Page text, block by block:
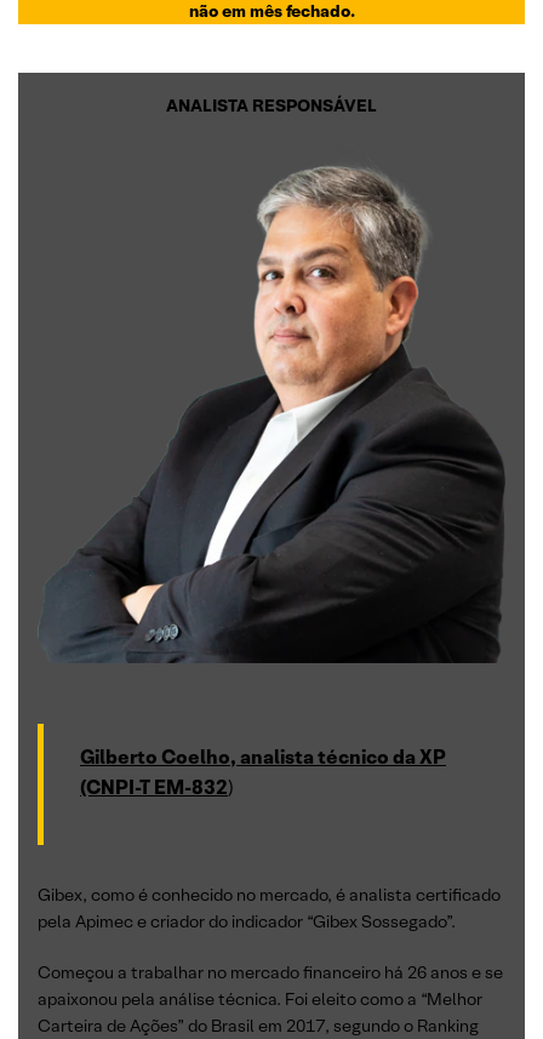
não em mês fechado.
ANALISTA RESPONSÁVEL
Gilberto Coelho, analista técnico da XP
(CNPI-T EM-832)
Gibex, como é conhecido no mercado, é analista certificado
pela Apimec e criador do indicador “Gibex Sossegado”.
Começou a trabalhar no mercado financeiro há 26 anos e se
apaixonou pela análise técnica. Foi eleito como a “Melhor
Carteira de Ações” do Brasil em 2017, segundo o Ranking